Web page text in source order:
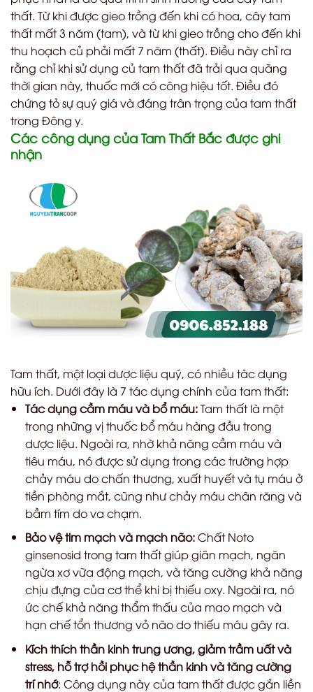
thất. Từ khi được gieo trồng đến khi có hoa, cây tam
thất mất 3 năm (tam), và từ khi gieo trồng cho đến khi
thu hoạch củ phải mất 7 năm (thất). Điều này chỉ ra
rằng chỉ khi sử dụng củ tam thất đã trải qua quãng
thời gian này, thuốc mới có công hiệu tốt. Điều đó
chứng tỏ sự quý giá và đáng trân trọng của tam thất
trong Đông y.
Các công dụng của Tam Thất Bắc được ghi
nhận
Tam thất, một loại dược liệu quý, có nhiều tác dụng
hữu ích. Dưới đây là 7 tác dụng chính của tam thất:
Tác dụng cầm máu và bổ máu:Tam thất là một
trong những vị thuốc bổ máu hàng đầu trong
dược liệu. Ngoài ra, nhờ khả năng cầm máu và
tiêu máu, nó được sử dụng trong các trường hợp
chảy máu do chấn thương, xuất huyết và tụ máu ở
tiền phòng mắt, cũng như chảy máu chân răng và
bầm tím do va chạm.
Bảo vệ tim mạch và mạch não:Chất Noto
ginsenosid trong tam thất giúp giãn mạch, ngăn
ngừa xơ vữa động mạch, và tăng cường khả năng
chịu đựng của cơ thể khi bị thiếu oxy. Ngoài ra, nó
ức chế khả năng thẩm thấu của mao mạch và
hạn chế tổn thương vỏ não do thiếu máu gây ra.
Kích thích thần kinh trung ương, giảm trầm uất và
stress, hỗ trợ hồi phục hệ thần kinh và tăng cường
trí nhớ: Công dụng này của tam thất được gắn liền